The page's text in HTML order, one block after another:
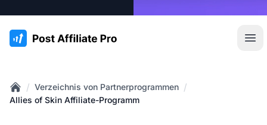
:site.title
Home
/ Verzeichnis von Partnerprogrammen /
Allies of Skin Affiliate-Programm